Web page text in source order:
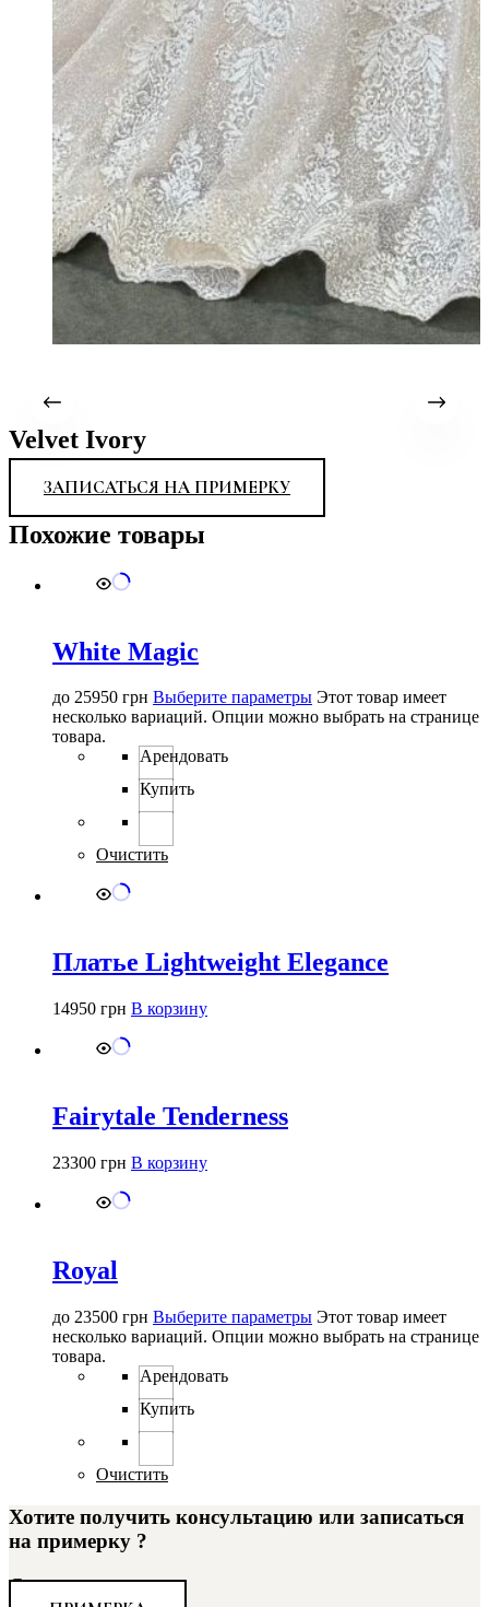
Velvet Ivory
ЗАПИСАТЬСЯ НА ПРИМЕРКУ
Похожие товары
White Magic
до 25950 грн Выберите параметры Этот товар имеет
несколько вариаций. Опции можно выбрать на странице
товара.
Арендовать
Купить
Очистить
Платье Lightweight Elegance
14950 грн В корзину
Fairytale Tenderness
23300 грн В корзину
Royal
до 23500 грн Выберите параметры Этот товар имеет
несколько вариаций. Опции можно выбрать на странице
товара.
Арендовать
Купить
Очистить
Хотите получить консультацию или записаться
на примерку ?
Свяжитесь с нами